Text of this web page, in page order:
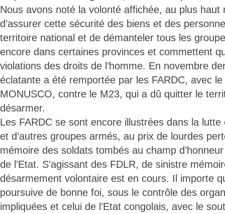
Nous avons noté la volonté affichée, au plus haut
d’assurer cette sécurité des biens et des
territoire national et de démanteler tous les
encore dans certaines provinces et commettent
violations des droits de l’homme. En novembre
éclatante a été remportée par les FARDC, avec
MONUSCO, contre le M23, qui a dû quitter le
désarmer.
Les FARDC se sont encore illustrées dans la lutte
et d’autres groupes armés, au prix de lourdes
mémoire des soldats tombés au champ
de l’Etat. S’agissant des FDLR, de sinistre
désarmement volontaire est en cours. Il importe
poursuive de bonne foi, sous le contrôle des
impliquées et celui de l’Etat congolais, avec le